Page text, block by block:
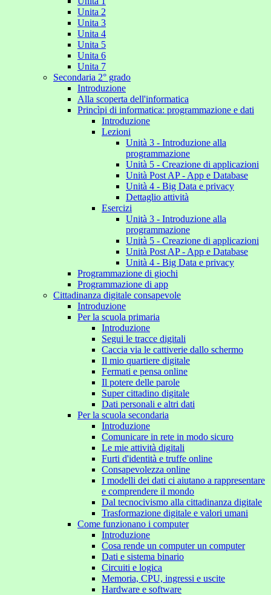
Unita 2
Unita 3
Unita 4
Unita 5
Unita 6
Unita 7
Secondaria 2° grado
Introduzione
Alla scoperta dell'informatica
Princìpi di informatica: programmazione e dati
Introduzione
Lezioni
Unità 3 - Introduzione alla
programmazione
Unità 5 - Creazione di applicazioni
Unità Post AP - App e Database
Unità 4 - Big Data e privacy
Dettaglio attività
Esercizi
Unità 3 - Introduzione alla
programmazione
Unità 5 - Creazione di applicazioni
Unità Post AP - App e Database
Unità 4 - Big Data e privacy
Programmazione di giochi
Programmazione di app
Cittadinanza digitale consapevole
Introduzione
Per la scuola primaria
Introduzione
Segui le tracce digitali
Caccia via le cattiverie dallo schermo
Il mio quartiere digitale
Fermati e pensa online
Il potere delle parole
Super cittadino digitale
Dati personali e altri dati
Per la scuola secondaria
Introduzione
Comunicare in rete in modo sicuro
Le mie attività digitali
Furti d'identità e truffe online
Consapevolezza online
I modelli dei dati ci aiutano a rappresentare
e comprendere il mondo
Dal tecnocivismo alla cittadinanza digitale
Trasformazione digitale e valori umani
Come funzionano i computer
Introduzione
Cosa rende un computer un computer
Dati e sistema binario
Circuiti e logica
Memoria, CPU, ingressi e uscite
Hardware e software